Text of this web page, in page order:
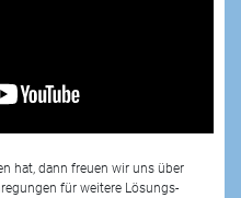
hat, dann freuen wir uns über
für weitere Lösungs-